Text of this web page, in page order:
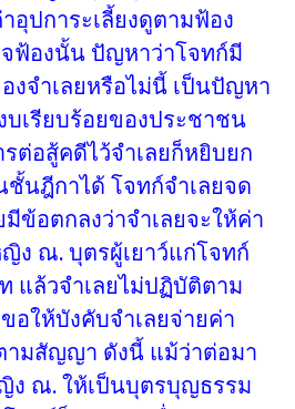
อุปการะเลี้ยงดูตามฟ้อง
ฟ้องนั้น ปัญหาว่าโจทก์มี
งจำเลยหรือไม่นี้ เป็นปัญหา
บเรียบร้อยของประชาชน
ต่อสู้คดีไว้จำเลยก็หยิบยก
นฎีกาได้ โจทก์จำเลยจด
ข้อตกลงว่าจำเลยจะให้ค่า
ญิง ณ. บุตรผู้เยาว์แก่โจทก์
แล้วจำเลยไม่ปฏิบัติตาม
ให้บังคับจำเลยจ่ายค่า
ามสัญญา ดังนี้ แม้ว่าต่อมา
ง ณ. ให้เป็นบุตรบุญธรรม